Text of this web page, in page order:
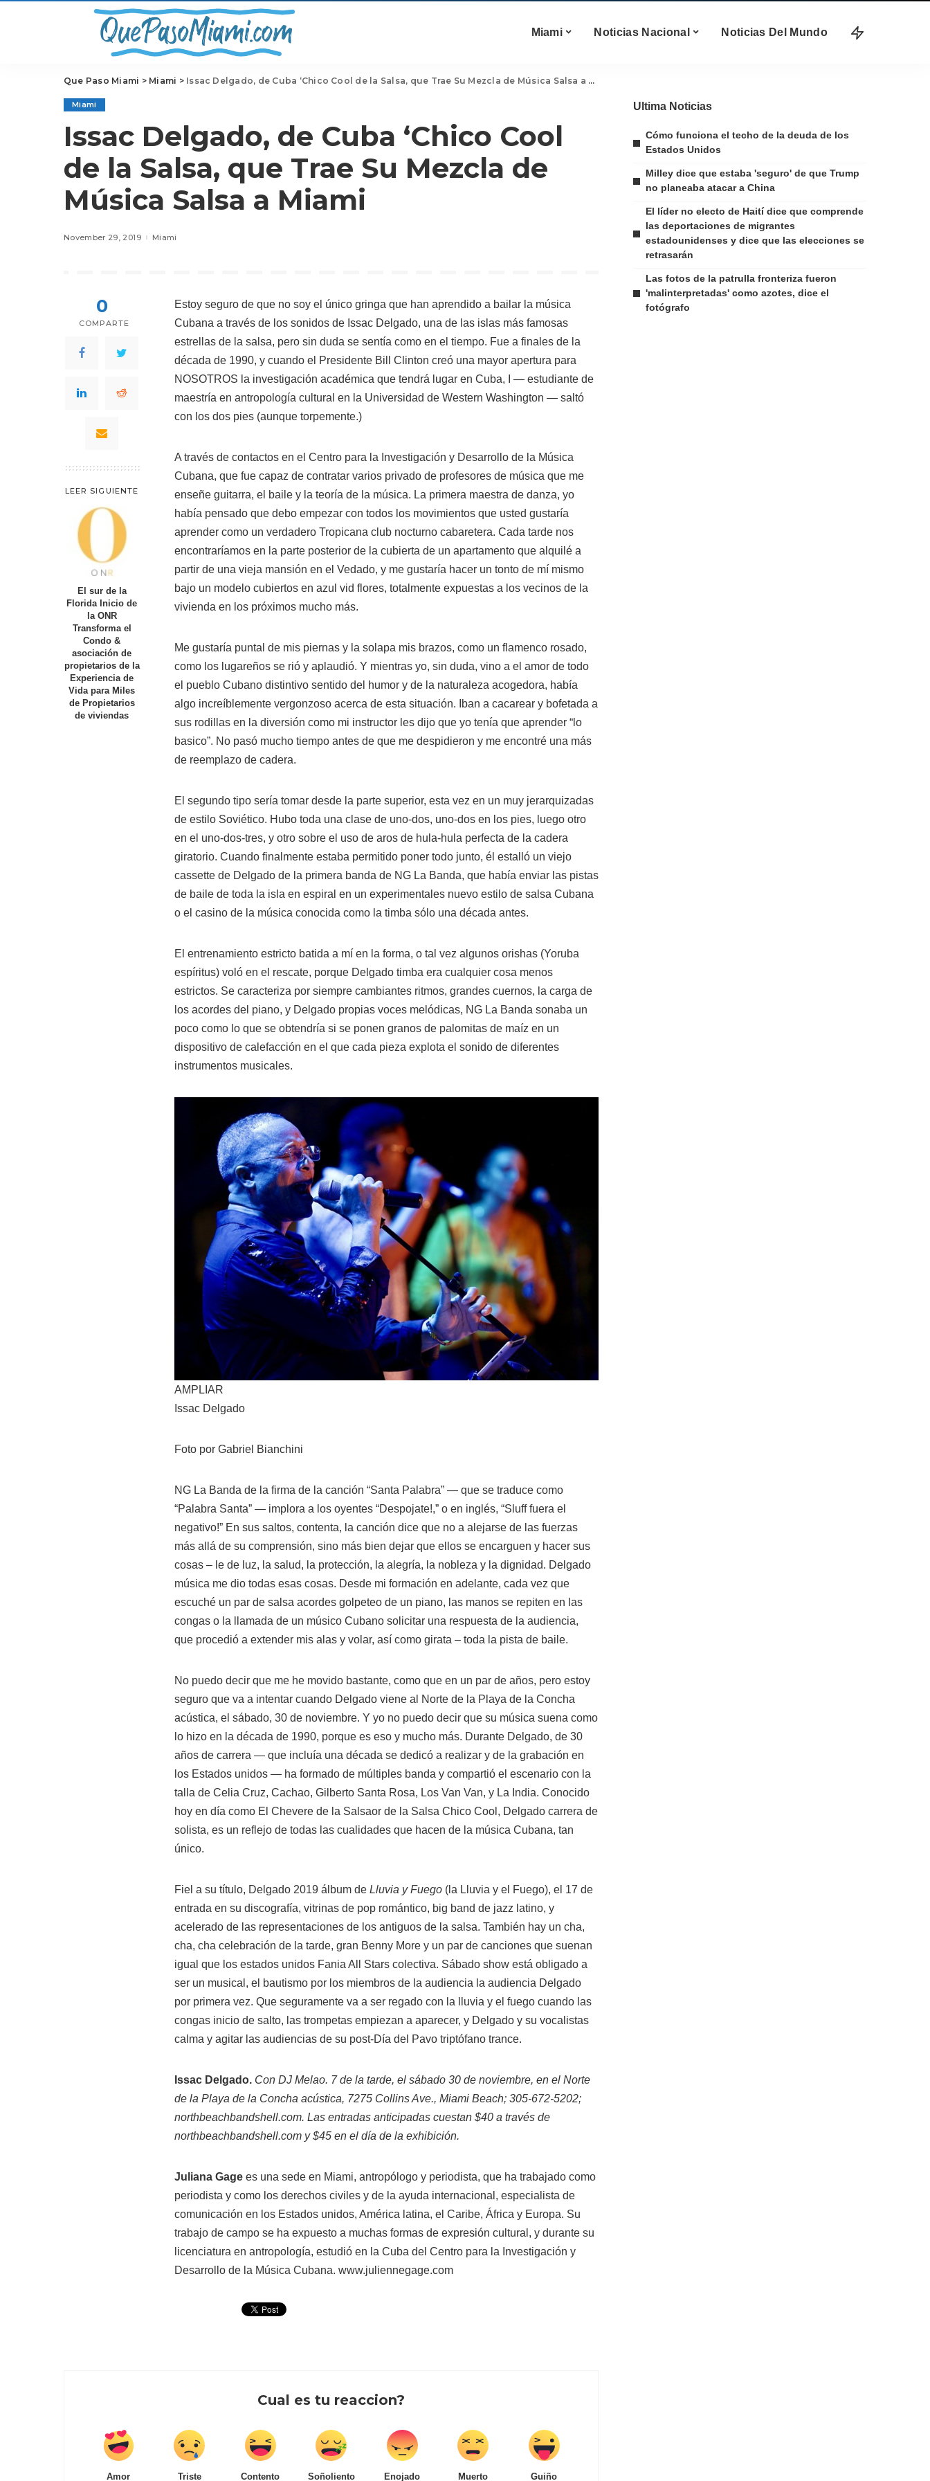
Miami Noticias Nacional Noticias Del Mundo
Que Paso Miami > Miami > Issac Delgado, de Cuba ‘Chico Cool de la Salsa, que Trae Su Mezcla de Música Salsa a Miami
Miami
Issac Delgado, de Cuba ‘Chico Cool
de la Salsa, que Trae Su Mezcla de
Música Salsa a Miami
November 29, 2019 Miami
0
COMPARTE
LEER SIGUIENTE
El sur de la
Florida Inicio de
la ONR
Transforma el
Condo &
asociación de
propietarios de la
Experiencia de
Vida para Miles
de Propietarios
de viviendas
Estoy seguro de que no soy el único gringa que han aprendido a bailar la música
Cubana a través de los sonidos de Issac Delgado, una de las islas más famosas
estrellas de la salsa, pero sin duda se sentía como en el tiempo. Fue a finales de la
década de 1990, y cuando el Presidente Bill Clinton creó una mayor apertura para
NOSOTROS la investigación académica que tendrá lugar en Cuba, I — estudiante de
maestría en antropología cultural en la Universidad de Western Washington — saltó
con los dos pies (aunque torpemente.)
A través de contactos en el Centro para la Investigación y Desarrollo de la Música
Cubana, que fue capaz de contratar varios privado de profesores de música que me
enseñe guitarra, el baile y la teoría de la música. La primera maestra de danza, yo
había pensado que debo empezar con todos los movimientos que usted gustaría
aprender como un verdadero Tropicana club nocturno cabaretera. Cada tarde nos
encontraríamos en la parte posterior de la cubierta de un apartamento que alquilé a
partir de una vieja mansión en el Vedado, y me gustaría hacer un tonto de mí mismo
bajo un modelo cubiertos en azul vid flores, totalmente expuestas a los vecinos de la
vivienda en los próximos mucho más.
Me gustaría puntal de mis piernas y la solapa mis brazos, como un flamenco rosado,
como los lugareños se rió y aplaudió. Y mientras yo, sin duda, vino a el amor de todo
el pueblo Cubano distintivo sentido del humor y de la naturaleza acogedora, había
algo increíblemente vergonzoso acerca de esta situación. Iban a cacarear y bofetada a
sus rodillas en la diversión como mi instructor les dijo que yo tenía que aprender “lo
basico”. No pasó mucho tiempo antes de que me despidieron y me encontré una más
de reemplazo de cadera.
El segundo tipo sería tomar desde la parte superior, esta vez en un muy jerarquizadas
de estilo Soviético. Hubo toda una clase de uno-dos, uno-dos en los pies, luego otro
en el uno-dos-tres, y otro sobre el uso de aros de hula-hula perfecta de la cadera
giratorio. Cuando finalmente estaba permitido poner todo junto, él estalló un viejo
cassette de Delgado de la primera banda de NG La Banda, que había enviar las pistas
de baile de toda la isla en espiral en un experimentales nuevo estilo de salsa Cubana
o el casino de la música conocida como la timba sólo una década antes.
El entrenamiento estricto batida a mí en la forma, o tal vez algunos orishas (Yoruba
espíritus) voló en el rescate, porque Delgado timba era cualquier cosa menos
estrictos. Se caracteriza por siempre cambiantes ritmos, grandes cuernos, la carga de
los acordes del piano, y Delgado propias voces melódicas, NG La Banda sonaba un
poco como lo que se obtendría si se ponen granos de palomitas de maíz en un
dispositivo de calefacción en el que cada pieza explota el sonido de diferentes
instrumentos musicales.
AMPLIAR
Issac Delgado
Foto por Gabriel Bianchini
NG La Banda de la firma de la canción “Santa Palabra” — que se traduce como
“Palabra Santa” — implora a los oyentes “Despojate!,” o en inglés, “Sluff fuera el
negativo!” En sus saltos, contenta, la canción dice que no a alejarse de las fuerzas
más allá de su comprensión, sino más bien dejar que ellos se encarguen y hacer sus
cosas – le de luz, la salud, la protección, la alegría, la nobleza y la dignidad. Delgado
música me dio todas esas cosas. Desde mi formación en adelante, cada vez que
escuché un par de salsa acordes golpeteo de un piano, las manos se repiten en las
congas o la llamada de un músico Cubano solicitar una respuesta de la audiencia,
que procedió a extender mis alas y volar, así como girata – toda la pista de baile.
No puedo decir que me he movido bastante, como que en un par de años, pero estoy
seguro que va a intentar cuando Delgado viene al Norte de la Playa de la Concha
acústica, el sábado, 30 de noviembre. Y yo no puedo decir que su música suena como
lo hizo en la década de 1990, porque es eso y mucho más. Durante Delgado, de 30
años de carrera — que incluía una década se dedicó a realizar y de la grabación en
los Estados unidos — ha formado de múltiples banda y compartió el escenario con la
talla de Celia Cruz, Cachao, Gilberto Santa Rosa, Los Van Van, y La India. Conocido
hoy en día como El Chevere de la Salsaor de la Salsa Chico Cool, Delgado carrera de
solista, es un reflejo de todas las cualidades que hacen de la música Cubana, tan
único.
Fiel a su título, Delgado 2019 álbum de Lluvia y Fuego (la Lluvia y el Fuego), el 17 de
entrada en su discografía, vitrinas de pop romántico, big band de jazz latino, y
acelerado de las representaciones de los antiguos de la salsa. También hay un cha,
cha, cha celebración de la tarde, gran Benny More y un par de canciones que suenan
igual que los estados unidos Fania All Stars colectiva. Sábado show está obligado a
ser un musical, el bautismo por los miembros de la audiencia la audiencia Delgado
por primera vez. Que seguramente va a ser regado con la lluvia y el fuego cuando las
congas inicio de salto, las trompetas empiezan a aparecer, y Delgado y su vocalistas
calma y agitar las audiencias de su post-Día del Pavo triptófano trance.
Issac Delgado. Con DJ Melao. 7 de la tarde, el sábado 30 de noviembre, en el Norte
de la Playa de la Concha acústica, 7275 Collins Ave., Miami Beach; 305-672-5202;
northbeachbandshell.com. Las entradas anticipadas cuestan $40 a través de
northbeachbandshell.com y $45 en el día de la exhibición.
Juliana Gage es una sede en Miami, antropólogo y periodista, que ha trabajado como
periodista y como los derechos civiles y de la ayuda internacional, especialista de
comunicación en los Estados unidos, América latina, el Caribe, África y Europa. Su
trabajo de campo se ha expuesto a muchas formas de expresión cultural, y durante su
licenciatura en antropología, estudió en la Cuba del Centro para la Investigación y
Desarrollo de la Música Cubana. www.juliennegage.com
Cual es tu reaccion?
Amor Triste Contento Soñoliento Enojado Muerto Guiño
Ultima Noticias
Cómo funciona el techo de la deuda de los
Estados Unidos
Milley dice que estaba 'seguro' de que Trump
no planeaba atacar a China
El líder no electo de Haití dice que comprende
las deportaciones de migrantes
estadounidenses y dice que las elecciones se
retrasarán
Las fotos de la patrulla fronteriza fueron
'malinterpretadas' como azotes, dice el
fotógrafo